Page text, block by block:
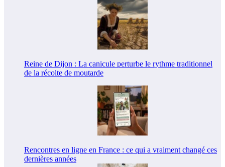
Reine de Dijon : La canicule perturbe le rythme traditionnel
de la récolte de moutarde
Rencontres en ligne en France : ce qui a vraiment changé ces
dernières années